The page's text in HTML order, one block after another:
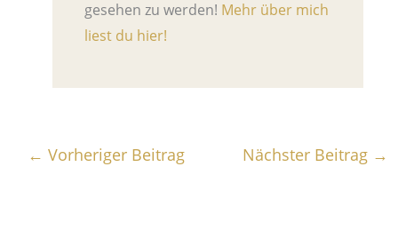
gesehen zu werden! Mehr über mich
liest du hier!
← Vorheriger Beitrag Nächster Beitrag →